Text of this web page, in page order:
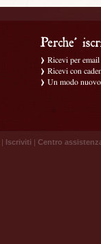
Ricevi per
Ricevi con
Un modo
| Iscriviti | Centro